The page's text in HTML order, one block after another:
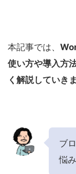
本記事では、
使い方や導入方
く解説していきま
ブ
悩